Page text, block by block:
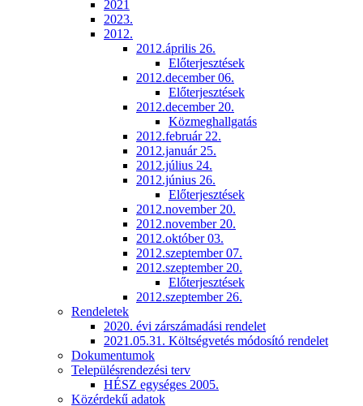
2021
2023.
2012.
2012.április 26.
Előterjesztések
2012.december 06.
Előterjesztések
2012.december 20.
Közmeghallgatás
2012.február 22.
2012.január 25.
2012.július 24.
2012.június 26.
Előterjesztések
2012.november 20.
2012.november 20.
2012.október 03.
2012.szeptember 07.
2012.szeptember 20.
Előterjesztések
2012.szeptember 26.
Rendeletek
2020. évi zárszámadási rendelet
2021.05.31. Költségvetés módosító rendelet
Dokumentumok
Településrendezési terv
HÉSZ egységes 2005.
Közérdekű adatok